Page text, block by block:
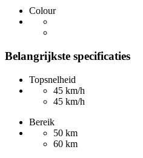
Colour
Belangrijkste specificaties
Topsnelheid
45 km/h
45 km/h
Bereik
50 km
60 km